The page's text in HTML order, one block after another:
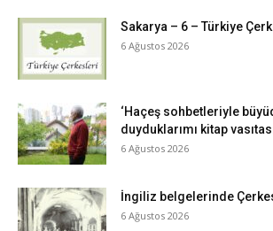
Sakarya – 6 – Türkiye
6 Ağustos 2026
‘Haçeş sohbetleriyle
duyduklarımı kitap
6 Ağustos 2026
İngiliz belgelerinde
6 Ağustos 2026